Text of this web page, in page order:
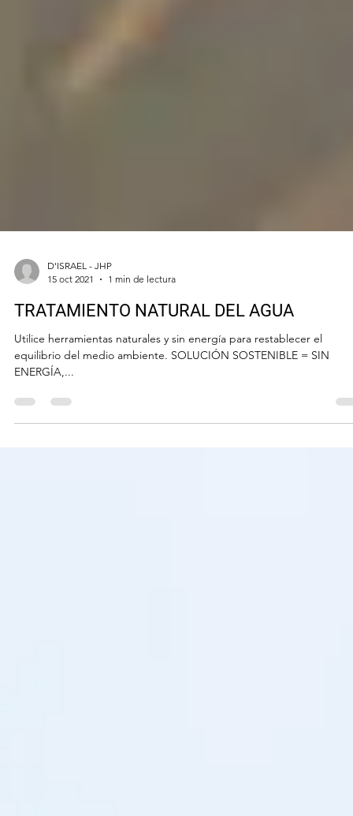
15 oct 2021
1 min de lectura
TRATAMIENTO NATURAL DEL AGUA
Utilice herramientas naturales y sin energía para restablecer el
ENERGÍA,...